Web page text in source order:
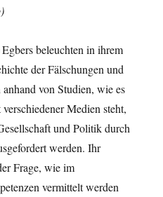
beleuchten in ihrem
der Fälschungen und
von Studien, wie es
Medien steht,
und Politik durch
werden. Ihr
Frage, wie im
vermittelt werden